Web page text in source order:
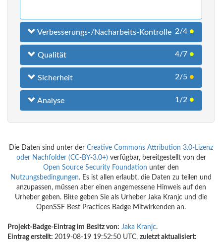
Verbesserungs-/Nacharbeits-Kontrolle 2/4 ●
Qualität 4/7 ●
Sicherheit 2/5 ●
Analyse 1/2 ●
Die Daten sind unter der Creative Commons Attribution 3.0-Lizenz
oder Nachfolder (CC-BY-3.0+) verfügbar, bereitgestellt von der
Open Source Security Foundation unter den
Nutzungsbedingungen. Es ist allen erlaubt, die Daten zu teilen und
anzupassen, müssen aber einen angemessene Hinweis auf den
Urheber geben. Bitte geben Sie als Urheber Jaka Kranjc und die
OpenSSF Best Practices Badge Mitwirkenden an.
Projekt-Badge-Eintrag im Besitz von: Jaka Kranjc.
Eintrag erstellt: 2019-08-19 19:52:50 UTC, zuletzt aktualisiert: